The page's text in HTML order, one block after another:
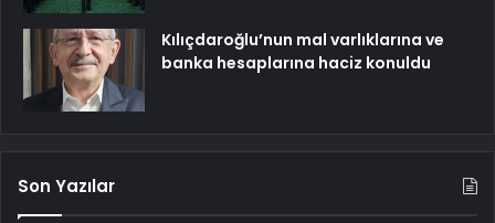
Kılıçdaroğlu’nun mal varlıklarına ve
banka hesaplarına haciz konuldu
Son Yazılar